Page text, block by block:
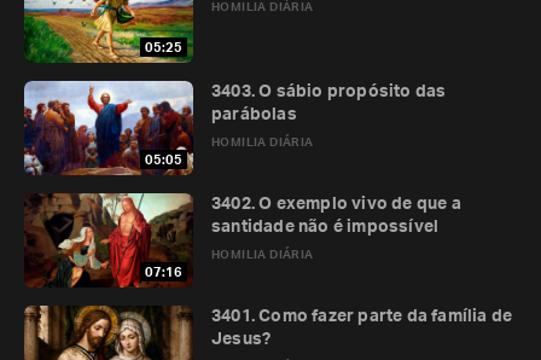
05:25
HOMILIA DIÁRIA
05:05
HOMILIA DIÁRIA
3403. O sábio propósito das
parábolas
07:16
HOMILIA DIÁRIA
3402. O exemplo vivo de que a
santidade não é impossível
3401. Como fazer parte da família de
Jesus?